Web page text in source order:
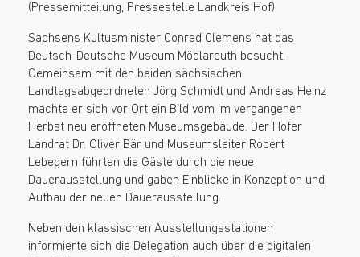
(Pressemitteilung, Pressestelle Landkreis Hof)
Sachsens Kultusminister Conrad Clemens hat das
Deutsch-Deutsche Museum Mödlareuth besucht.
Gemeinsam mit den beiden sächsischen
Landtagsabgeordneten Jörg Schmidt und Andreas Heinz
machte er sich vor Ort ein Bild vom im vergangenen
Herbst neu eröffneten Museumsgebäude. Der Hofer
Landrat Dr. Oliver Bär und Museumsleiter Robert
Lebegern führten die Gäste durch die neue
Dauerausstellung und gaben Einblicke in Konzeption und
Aufbau der neuen Dauerausstellung.
Neben den klassischen Ausstellungsstationen
informierte sich die Delegation auch über die digitalen